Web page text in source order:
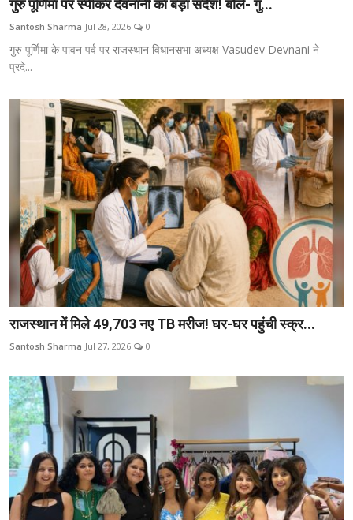
गुरु पूर्णिमा पर स्पीकर देवनानी का बड़ा संदेश! बोले- गु...
Santosh Sharma Jul 28, 2026 0
गुरु पूर्णिमा के पावन पर्व पर राजस्थान विधानसभा अध्यक्ष Vasudev Devnani ने
प्रदे...
राजस्थान में मिले 49,703 नए TB मरीज! घर-घर पहुंची स्क्र...
Santosh Sharma Jul 27, 2026 0